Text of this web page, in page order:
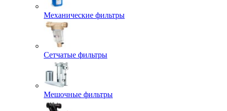
Механические фильтры
Сетчатые фильтры
Мешочные фильтры